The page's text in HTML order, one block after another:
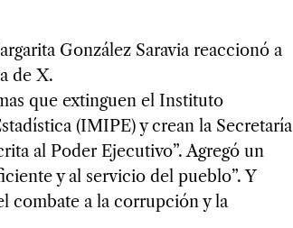
González Saravia reaccionó a
de X.
que extinguen el Instituto
(IMIPE) y crean la Secretaría
al Poder Ejecutivo”. Agregó un
y al servicio del pueblo”. Y
combate a la corrupción y la